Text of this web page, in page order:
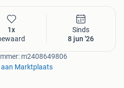
1x
Sinds
8 jun '26
m2408649806
aan Marktplaats